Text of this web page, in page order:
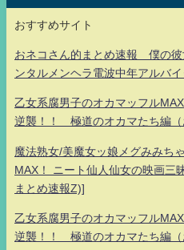
おすすめサイト
おネコさん的まとめ速報 僕の彼
ンタルメンヘラ電波中年アルバ
乙女系腐男子のオカマッフル
逆襲！！ 極道のオカマたち編（
魔法熟女/美魔女ッ娘メグみみち
MAX！ ニート仙人仙女の映画三
まとめ速報Z)]
乙女系腐男子のオカマッフル
逆襲！！ 極道のオカマたち編（